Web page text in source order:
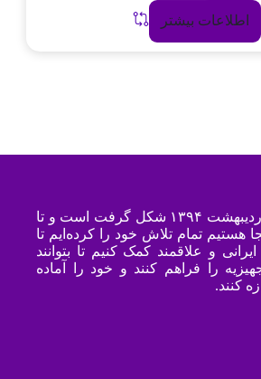
اطلاعات بیشتر
داستان پرهوم در اردیبهشت ۱۳۹۴ شکل گرفت است و تا
هستیم تمام تلاش خود را کرده‌ایم تا
ایرانی و علاقمند کمک کنیم تا بتوانند
را فراهم کنند و خود را آماده
کنند.